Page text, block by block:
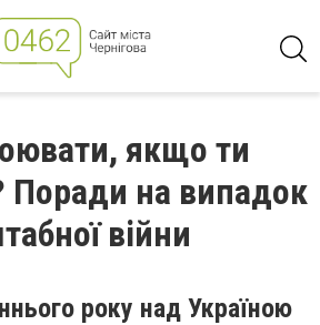
якщо ти
Поради на випадок
війни
року над Україною